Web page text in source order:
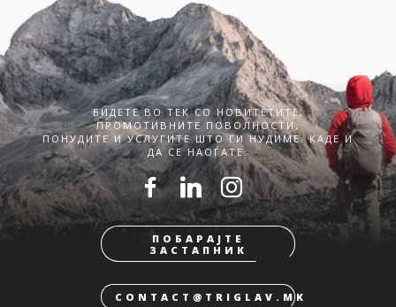
БИДЕТЕ ВО ТЕК СО НОВИТЕТИТЕ,
ПРОМОТИВНИТЕ ПОВОЛНОСТИ,
ПОНУДИТЕ И УСЛУГИТЕ ШТО ГИ НУДИМЕ. КАДЕ И
ДА СЕ НАОЃАТЕ.
ПОБАРАЈТЕ
ЗАСТАПНИК
CONTACT@TRIGLAV.MK